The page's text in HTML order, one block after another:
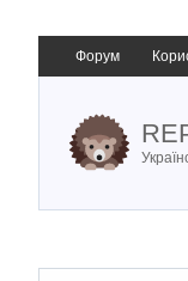
Форум